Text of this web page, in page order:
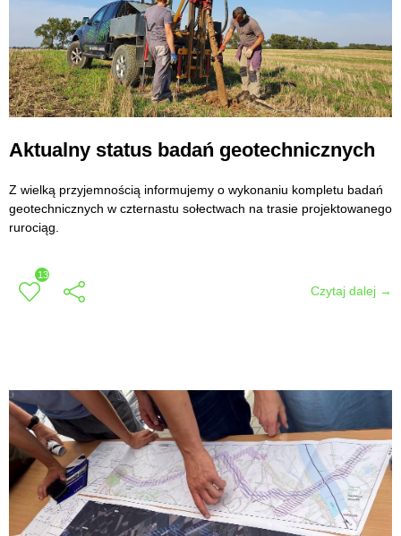
Aktualny status badań geotechnicznych
Z wielką przyjemnością informujemy o wykonaniu kompletu badań
geotechnicznych w czternastu sołectwach na trasie projektowanego
rurociąg.
13
Czytaj dalej →